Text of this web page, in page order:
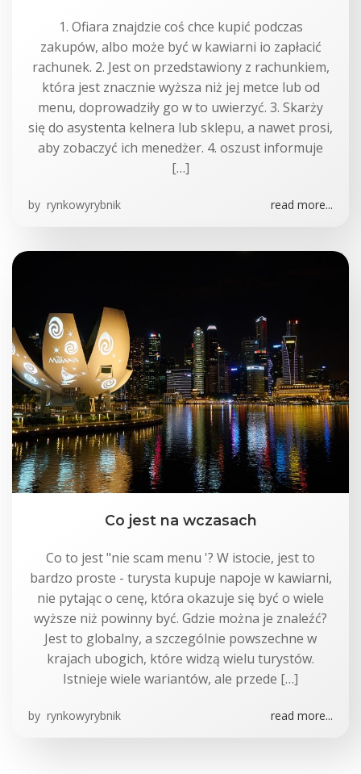
1. Ofiara znajdzie coś chce kupić podczas
zakupów, albo może być w kawiarni io zapłacić
rachunek. 2. Jest on przedstawiony z rachunkiem,
która jest znacznie wyższa niż jej metce lub od
menu, doprowadziły go w to uwierzyć. 3. Skarży
się do asystenta kelnera lub sklepu, a nawet prosi,
aby zobaczyć ich menedżer. 4. oszust informuje
[…]
by rynkowyrybnik read more...
Co jest na wczasach
Co to jest "nie scam menu '? W istocie, jest to
bardzo proste - turysta kupuje napoje w kawiarni,
nie pytając o cenę, która okazuje się być o wiele
wyższe niż powinny być. Gdzie można je znaleźć?
Jest to globalny, a szczególnie powszechne w
krajach ubogich, które widzą wielu turystów.
Istnieje wiele wariantów, ale przede […]
by rynkowyrybnik read more...